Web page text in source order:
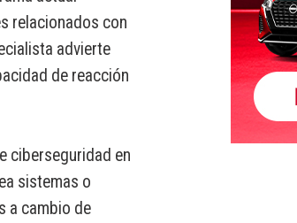
relacionados con
advierte
de reacción
ciberseguridad en
sistemas o
a cambio de